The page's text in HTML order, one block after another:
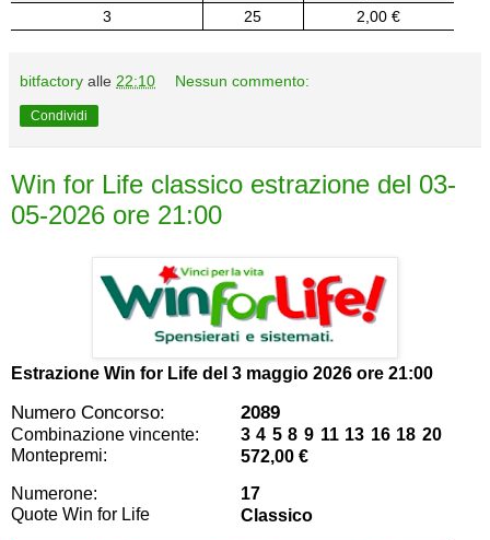
3
25 2,00 €
bitfactory alle 22:10 Nessun commento:
Condividi
Win for Life classico estrazione del 03-
05-2026 ore 21:00
Estrazione Win for Life del 3 maggio 2026 ore 21:00
Numero Concorso: 2089
Combinazione vincente:
3 4 5 8 9 11 13 16 18 20
Montepremi:
572,00 €
Numerone:
17
Quote Win for Life
Classico